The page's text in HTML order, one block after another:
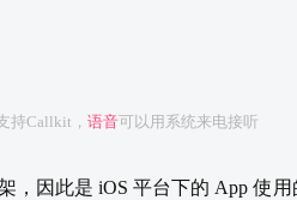
持Callkit， 语音可以用系统来电接听
，因此是 iOS 平台下的 App 使